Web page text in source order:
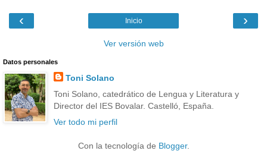
‹ ›
Inicio
Ver versión web
Datos personales
Toni Solano
Toni Solano, catedrático de Lengua y Literatura y
Director del IES Bovalar. Castelló, España.
Ver todo mi perfil
Con la tecnología de Blogger.